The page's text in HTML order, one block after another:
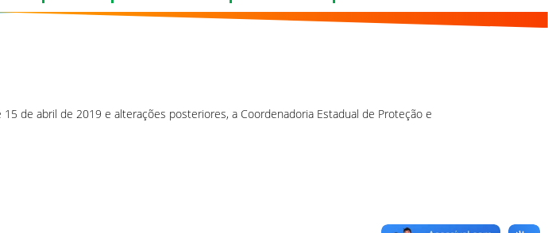
de abril de 2019 e alterações posteriores, a Coordenadoria Estadual de Proteção e